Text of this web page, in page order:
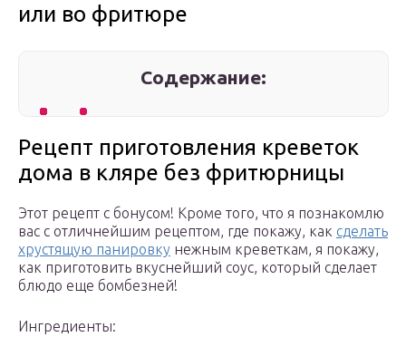
или во фритюре
Содержание:
Рецепт приготовления креветок
дома в кляре без фритюрницы
Этот рецепт с бонусом! Кроме того, что я познакомлю
вас с отличнейшим рецептом, где покажу, как сделать
хрустящую панировку нежным креветкам, я покажу,
как приготовить вкуснейший соус, который сделает
блюдо еще бомбезней!
Ингредиенты: